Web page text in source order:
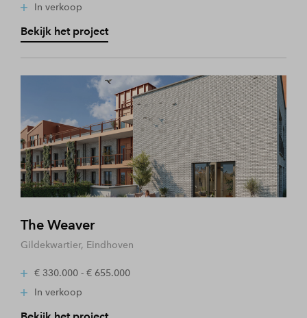
In verkoop
Bekijk het project
The Weaver
Gildekwartier, Eindhoven
€ 330.000 - € 655.000
In verkoop